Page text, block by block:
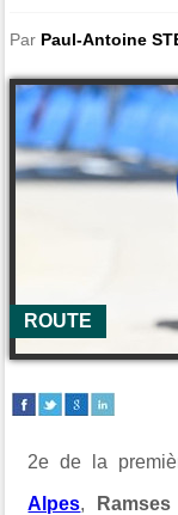
Par Paul-Antoine
ROUTE
2e de la
Alpes,